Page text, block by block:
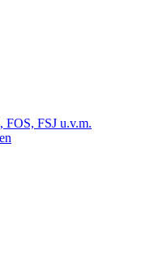
FOS, FSJ u.v.m.